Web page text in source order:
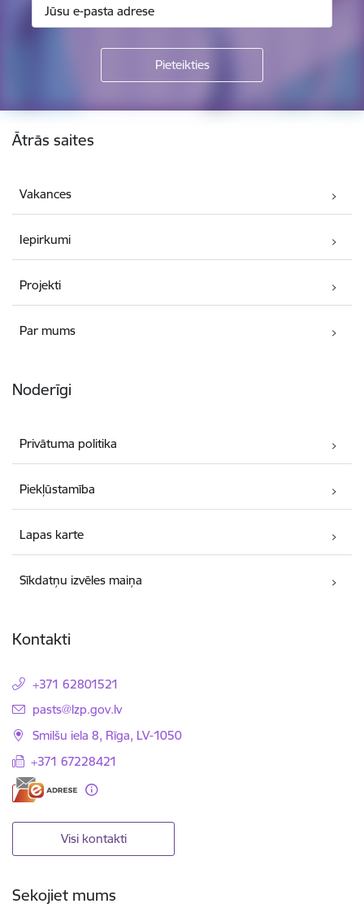
Kājene
Ātrās saites
Vakances
Iepirkumi
Projekti
Par mums
Noderīgi
Privātuma politika
Piekļūstamība
Lapas karte
Sīkdatņu izvēles maiņa
Kontakti
+371 62801521
E-pasts:
pasts@lzp.gov.lv
Smilšu iela 8, Rīga, LV-1050
+371 67228421
Visi kontakti
Sekojiet mums